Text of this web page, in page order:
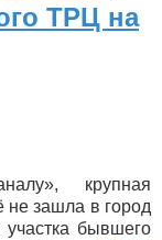
ТРЦ на
крупная
не зашла в город
бывшего